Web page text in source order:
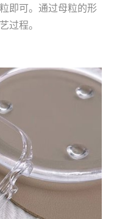
即可。通过母粒的形
过程。